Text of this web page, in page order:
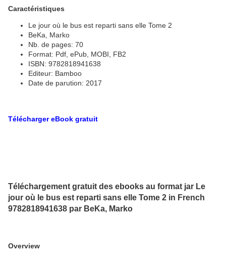
Caractéristiques
Le jour où le bus est reparti sans elle Tome 2
BeKa, Marko
Nb. de pages: 70
Format: Pdf, ePub, MOBI, FB2
ISBN: 9782818941638
Editeur: Bamboo
Date de parution: 2017
Télécharger eBook gratuit
Téléchargement gratuit des ebooks au format jar Le
jour où le bus est reparti sans elle Tome 2 in French
9782818941638 par BeKa, Marko
Overview